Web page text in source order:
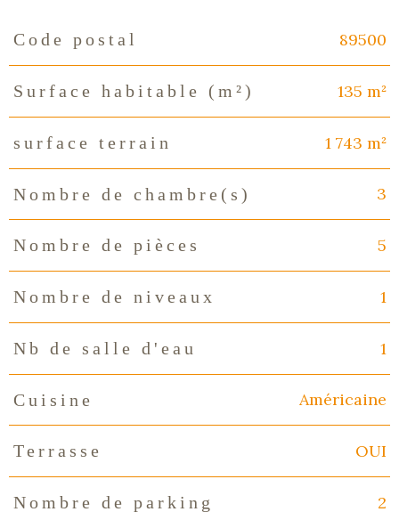
Caractéristiques
Code postal 89500
Surface habitable (m²) 135 m²
surface terrain 1 743 m²
Nombre de chambre(s) 3
Nombre de pièces 5
Nombre de niveaux 1
Nb de salle d'eau 1
Cuisine Américaine
Terrasse OUI
Nombre de parking 2